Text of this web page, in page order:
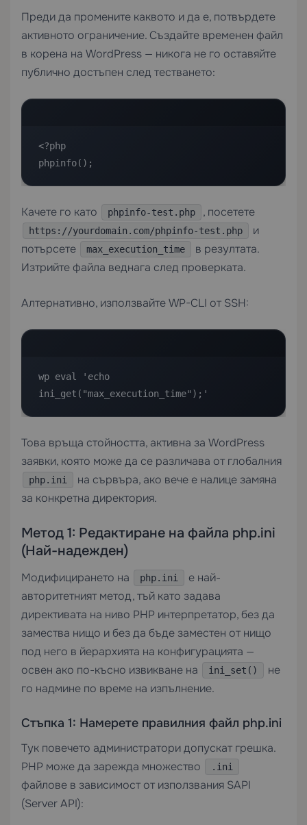
Преди да промените каквото и да е, потвърдете
активното ограничение. Създайте временен файл
в корена на WordPress — никога не го оставяйте
публично достъпен след тестването:
<?php
phpinfo();
Качете го като phpinfo-test.php , посетете
https://yourdomain.com/phpinfo-test.php
и
потърсете
max_execution_time
в резултата.
Изтрийте файла веднага след проверката.
Алтернативно, използвайте WP-CLI от SSH:
wp eval 'echo
ini_get("max_execution_time");'
Това връща стойността, активна за WordPress
заявки, която може да се различава от глобалния
php.ini
на сървъра, ако вече е налице замяна
за конкретна директория.
Метод 1: Редактиране на файла php.ini
(Най-надежден)
Модифицирането на php.ini
е най-
авторитетният метод, тъй като задава
директивата на ниво PHP интерпретатор, без да
замества нищо и без да бъде заместен от нищо
под него в йерархията на конфигурацията —
освен ако по-късно извикване на
ini_set()
не
го надмине по време на изпълнение.
Стъпка 1: Намерете правилния файл php.ini
Тук повечето администратори допускат грешка.
PHP може да зарежда множество
.ini
файлове в зависимост от използвания SAPI
(Server API):